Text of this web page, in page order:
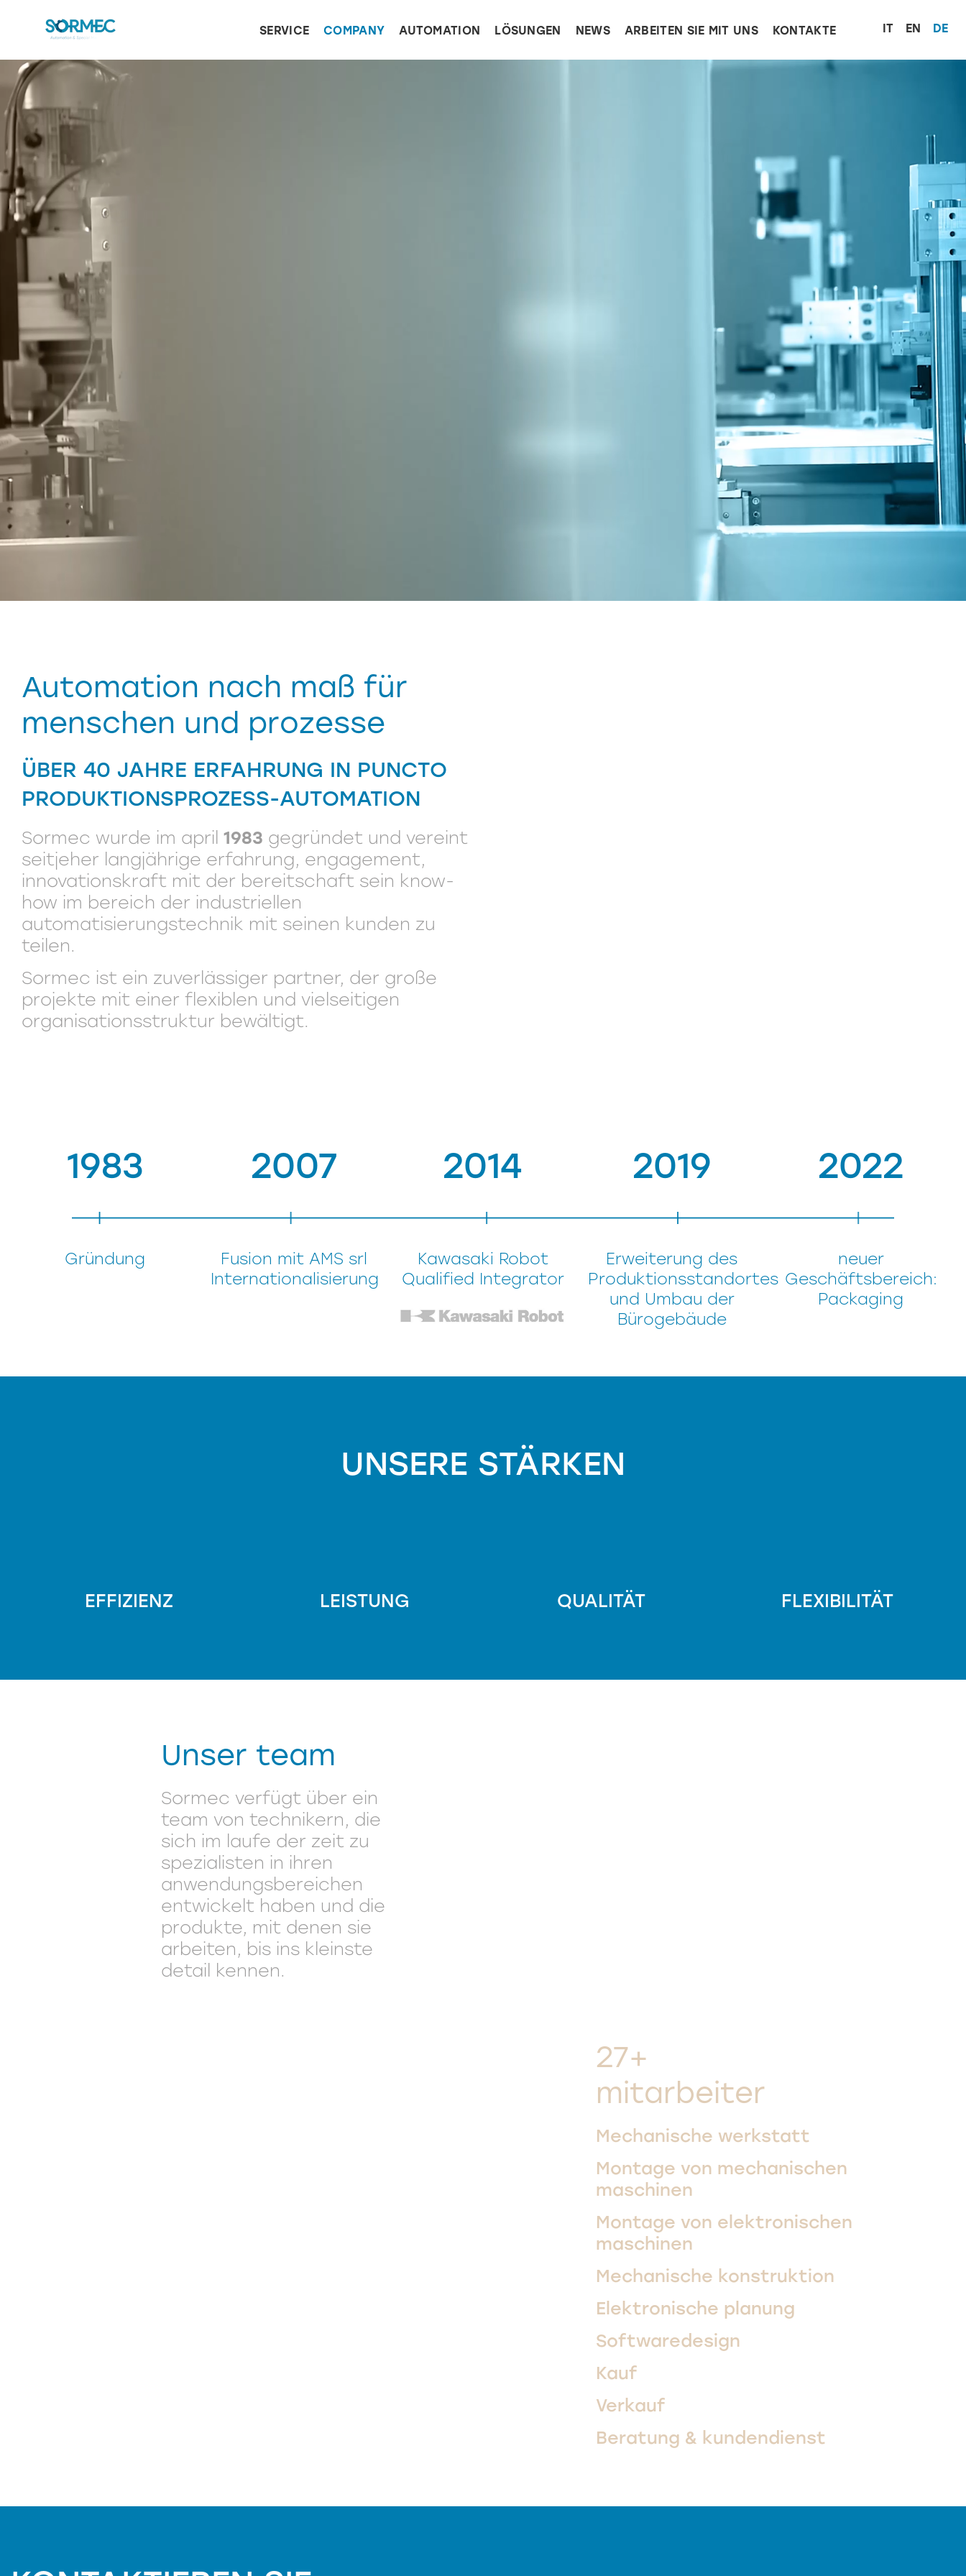
SERVICE COMPANY AUTOMATION LÖSUNGEN NEWS ARBEITEN SIE MIT UNS KONTAKTE Sprache
IT EN DE
Automation nach maß für
menschen und prozesse
ÜBER 40 JAHRE ERFAHRUNG IN PUNCTO
PRODUKTIONSPROZESS-AUTOMATION
Sormec wurde im april 1983 gegründet und vereint
seitjeher langjährige erfahrung, engagement,
innovationskraft mit der bereitschaft sein know-
how im bereich der industriellen
automatisierungstechnik mit seinen kunden zu
teilen.
Sormec ist ein zuverlässiger partner, der große
projekte mit einer flexiblen und vielseitigen
organisationsstruktur bewältigt.
1983 2007 2014 2019 2022
Gründung
Fusion mit AMS srl
Internationalisierung
Kawasaki Robot
Qualified Integrator
Erweiterung des
Produktionsstandortes
und Umbau der
Bürogebäude
neuer
Geschäftsbereich:
Packaging
UNSERE STÄRKEN
EFFIZIENZ LEISTUNG QUALITÄT FLEXIBILITÄT
Unser team
Sormec verfügt über ein
team von technikern, die
sich im laufe der zeit zu
spezialisten in ihren
anwendungsbereichen
entwickelt haben und die
produkte, mit denen sie
arbeiten, bis ins kleinste
detail kennen.
27+
mitarbeiter
Mechanische werkstatt
Montage von mechanischen
maschinen
Montage von elektronischen
maschinen
Mechanische konstruktion
Elektronische planung
Softwaredesign
Kauf
Verkauf
Beratung & kundendienst